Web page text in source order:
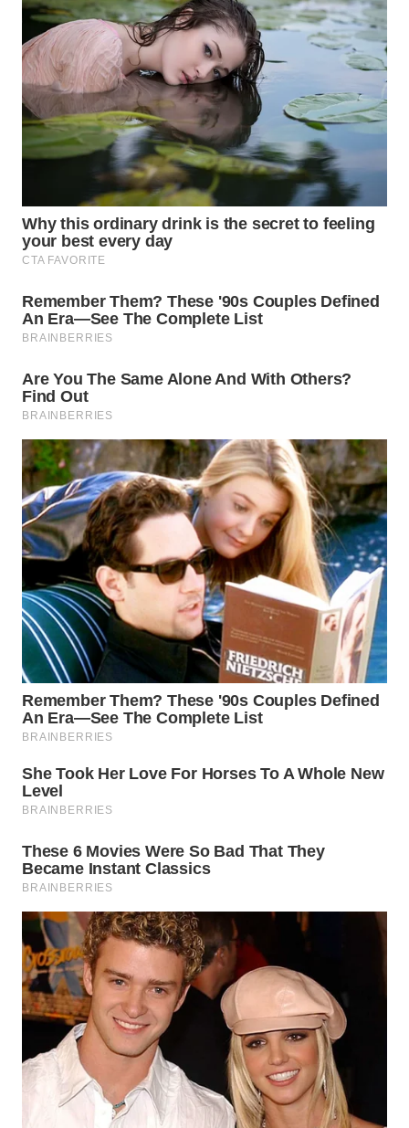
WN
MALUT
WN
DAIRI
WN
WN
NIAS
WN
LANGKAT
WN
TAPANULI
SELATAN
WN
TANJUNG
LESUNG
WN
KARO
WN
SIMALUNGUN
WN
LABUHANBATU
TAPANULI
TENGAH
WN DELI
SERDANG
WN
TEBING
TINGGI
WN
PAKPAK
WN
KARAWANG